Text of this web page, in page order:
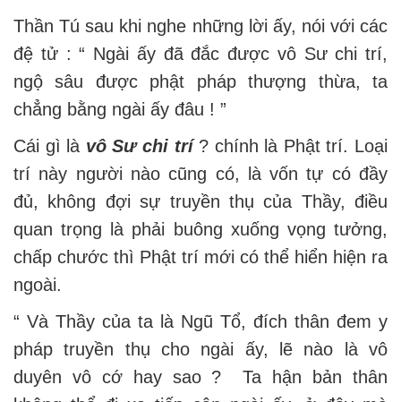
Thần Tú sau khi nghe những lời ấy, nói với các
đệ tử : “ Ngài ấy đã đắc được vô Sư chi trí,
ngộ sâu được phật pháp thượng thừa, ta
chẳng bằng ngài ấy đâu ! ”
Cái gì là vô Sư chi trí? chính là Phật trí. Loại
trí này người nào cũng có, là vốn tự có đầy
đủ, không đợi sự truyền thụ của Thầy, điều
quan trọng là phải buông xuống vọng tưởng,
chấp chước thì Phật trí mới có thể hiển hiện ra
ngoài.
“ Và Thầy của ta là Ngũ Tổ, đích thân đem y
pháp truyền thụ cho ngài ấy, lẽ nào là vô
duyên vô cớ hay sao ? Ta hận bản thân